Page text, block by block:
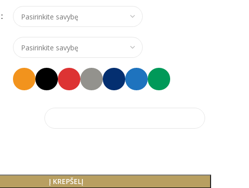
Į KREPŠELĮ